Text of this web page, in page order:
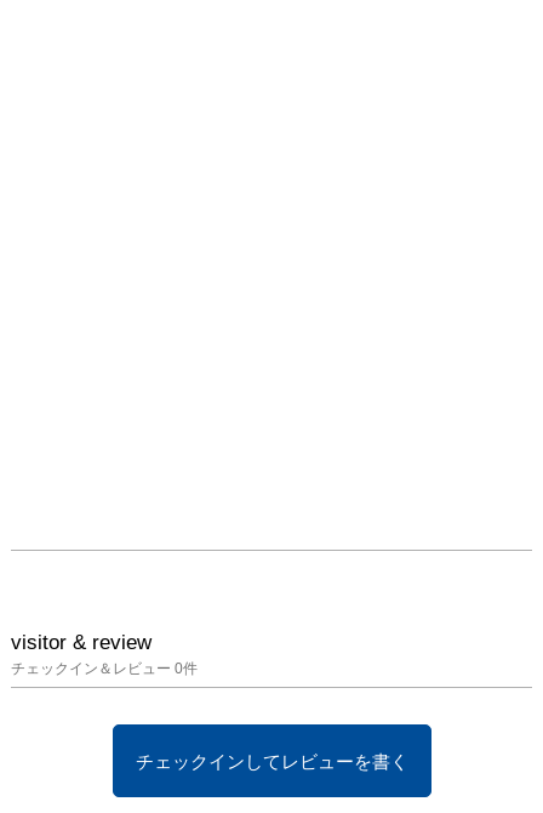
visitor & review
チェックイン＆レビュー 0件
チェックインしてレビューを書く